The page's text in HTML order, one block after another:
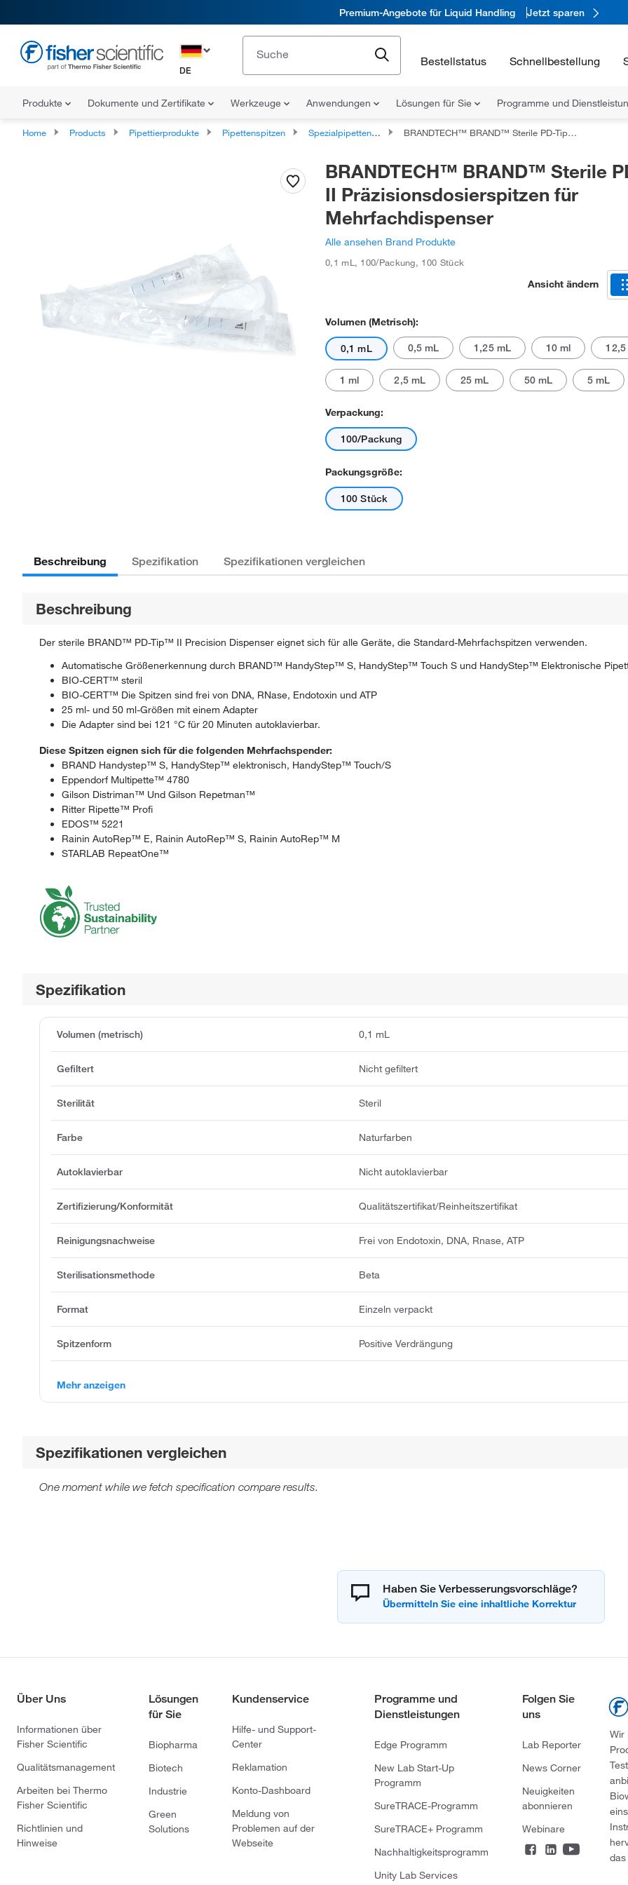
Premium-Angebote für Liquid Handling Jetzt sparen
DE
Bestellstatus Schnellbestellung
Produkte Dokumente und Zertifikate Werkzeuge Anwendungen Lösungen für Sie Programme und
Home Products Pipettierprodukte Pipettenspitzen Spezialpipettenspitzen BRANDTECH™ BRAND™ Sterile PD-Tip™ II Präzisionsdosierspitzen für Mehrfachdispenser
BRANDTECH™ BRAND™ Sterile
II Präzisionsdosierspitzen für
Mehrfachdispenser
Alle ansehen Brand Produkte
0,1 mL , 100/Packung, 100 Stück
Ansicht ändern
Volumen (metrisch):
0,1 mL 0,5 mL 1,25 mL 10 ml
1 ml 2,5 mL 25 mL 50 mL 5 mL
Verpackung:
100/Packung
Packungsgröße:
100 Stück
Beschreibung Spezifikation Spezifikationen vergleichen
Beschreibung
Der sterile BRAND™ PD-Tip™ II Precision Dispenser eignet sich für alle Geräte, die Standard-Mehrfachspitzen verwenden.
Automatische Größenerkennung durch BRAND™ HandyStep™ S, HandyStep™ Touch S und HandyStep™ Elektronische
BIO-CERT™ steril
BIO-CERT™ Die Spitzen sind frei von DNA, RNase, Endotoxin und ATP
25 ml- und 50 ml-Größen mit einem Adapter
Die Adapter sind bei 121 °C für 20 Minuten autoklavierbar.
Diese Spitzen eignen sich für die folgenden Mehrfachspender:
BRAND Handystep™ S, HandyStep™ elektronisch, HandyStep™ Touch/S
Eppendorf Multipette™ 4780
Gilson Distriman™ Und Gilson Repetman™
Ritter Ripette™ Profi
EDOS™ 5221
Rainin AutoRep™ E, Rainin AutoRep™ S, Rainin AutoRep™ M
STARLAB RepeatOne™
Spezifikation
Volumen (metrisch) 0,1 mL
Gefiltert Nicht gefiltert
Sterilität Steril
Farbe Naturfarben
Autoklavierbar Nicht autoklavierbar
Zertifizierung/Konformität Qualitätszertifikat/Reinheitszertifikat
Reinigungsnachweise Frei von Endotoxin, DNA, Rnase, ATP
Sterilisationsmethode Beta
Format Einzeln verpackt
Spitzenform Positive Verdrängung
Mehr anzeigen
Spezifikationen vergleichen
One moment while we fetch specification compare results.
Haben Sie Verbesserungsvorschläge?
Über Uns
Informationen über
Fisher Scientific
Qualitätsmanagement
Arbeiten bei Thermo
Fisher Scientific
Richtlinien und
Hinweise
Lösungen
für Sie
Biopharma
Biotech
Industrie
Green
Solutions
Kundenservice
Hilfe- und Support-
Center
Reklamation
Konto-Dashboard
Meldung von
Problemen auf der
Webseite
Programme und
Dienstleistungen
Edge Programm
New Lab Start-Up
Programm
SureTRACE-Programm
SureTRACE+ Programm
Nachhaltigkeitsprogramm
Unity Lab Services
Folgen Sie
uns
Lab Reporter
News Corner
Neuigkeiten
abonnieren
Webinare
Wir